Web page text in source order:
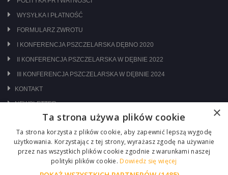
WYSYŁKA I PŁATNOŚĆ
FORMULARZ ZWROTU
I KONFERENCJA PSZCZELARSKA DĘBNO 2020
II KONFERENCJA PSZCZELARSKA W DĘBNIE 2022
III KONFERENCJA PSZCZELARSKA W DĘBNIE 2024
KONTAKT
NEWSLETTER
ODWIEDŹ NAS NA:
×
Ta strona używa plików cookie
Ta strona korzysta z plików cookie, aby zapewnić lepszą wygodę
użytkowania. Korzystając z tej strony, wyrażasz zgodę na używanie
przez nas wszystkich plików cookie zgodnie z warunkami naszej
polityki plików cookie. Dowiedz się więcej